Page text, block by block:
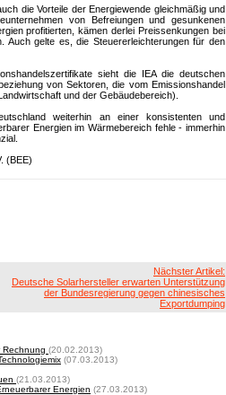
die Vorteile der Energiewende gleichmäßig und
von Befreiungen und gesunkenen
profitierten, kämen derlei Preissenkungen bei
Auch gelte es, die Steuererleichterungen für den
sieht die IEA die deutschen
von Sektoren, die vom Emissionshandel
und der Gebäudebereich).
weiterhin an einer konsistenten und
Energien im Wärmebereich fehle - immerhin
(BEE)
Nächster Artikel:
Deutsche Solarhersteller erwarten Unterstützung
der Bundesregierung gegen chinesisches
Exportdumping
Rechnung (20.02.2013)
(07.03.2013)
(21.03.2013)
Energien (27.03.2013)